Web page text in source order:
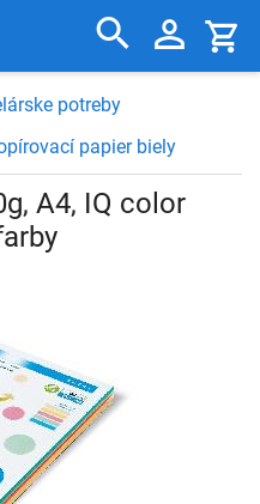
potreby
papier biely
A4, IQ color